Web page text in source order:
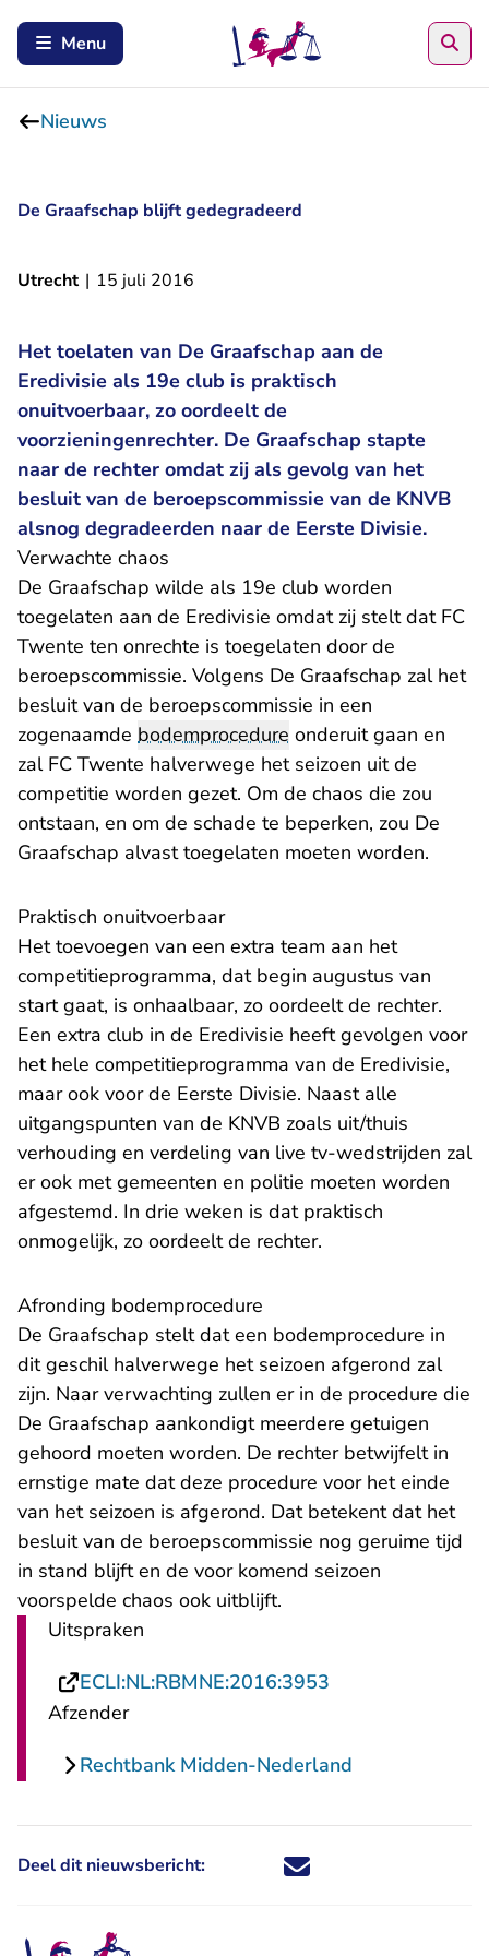
Menu
Nieuws
De Graafschap blijft gedegradeerd
Utrecht | 15 juli 2016
Het toelaten van De Graafschap aan de
Eredivisie als 19e club is praktisch
onuitvoerbaar, zo oordeelt de
voorzieningenrechter. De Graafschap stapte
naar de rechter omdat zij als gevolg van het
besluit van de beroepscommissie van de KNVB
alsnog degradeerden naar de Eerste Divisie.
Verwachte chaos
De Graafschap wilde als 19e club worden
toegelaten aan de Eredivisie omdat zij stelt dat FC
Twente ten onrechte is toegelaten door de
beroepscommissie. Volgens De Graafschap zal het
besluit van de beroepscommissie in een
zogenaamde bodemprocedure onderuit gaan en
zal FC Twente halverwege het seizoen uit de
competitie worden gezet. Om de chaos die zou
ontstaan, en om de schade te beperken, zou De
Graafschap alvast toegelaten moeten worden.
Praktisch onuitvoerbaar
Het toevoegen van een extra team aan het
competitieprogramma, dat begin augustus van
start gaat, is onhaalbaar, zo oordeelt de rechter.
Een extra club in de Eredivisie heeft gevolgen voor
het hele competitieprogramma van de Eredivisie,
maar ook voor de Eerste Divisie. Naast alle
uitgangspunten van de KNVB zoals uit/thuis
verhouding en verdeling van live tv-wedstrijden zal
er ook met gemeenten en politie moeten worden
afgestemd. In drie weken is dat praktisch
onmogelijk, zo oordeelt de rechter.
Afronding bodemprocedure
De Graafschap stelt dat een bodemprocedure in
dit geschil halverwege het seizoen afgerond zal
zijn. Naar verwachting zullen er in de procedure die
De Graafschap aankondigt meerdere getuigen
gehoord moeten worden. De rechter betwijfelt in
ernstige mate dat deze procedure voor het einde
van het seizoen is afgerond. Dat betekent dat het
besluit van de beroepscommissie nog geruime tijd
in stand blijft en de voor komend seizoen
voorspelde chaos ook uitblijft.
Uitspraken
ECLI:NL:RBMNE:2016:3953
Afzender
Rechtbank Midden-Nederland
Deel dit nieuwsbericht: Deel dit nieuwsbericht via X -
Deel dit nieuwsbericht via
Deel dit nieuwsbericht
Deel dit